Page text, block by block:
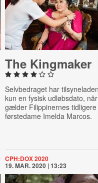
The Kingmaker
Selvbedraget har
kun en fysisk udløbsdato,
gælder Filippinernes tidligere
førstedame Imelda Marcos.
CPH:DOX 2020
19. MAR. 2020 | 13:23